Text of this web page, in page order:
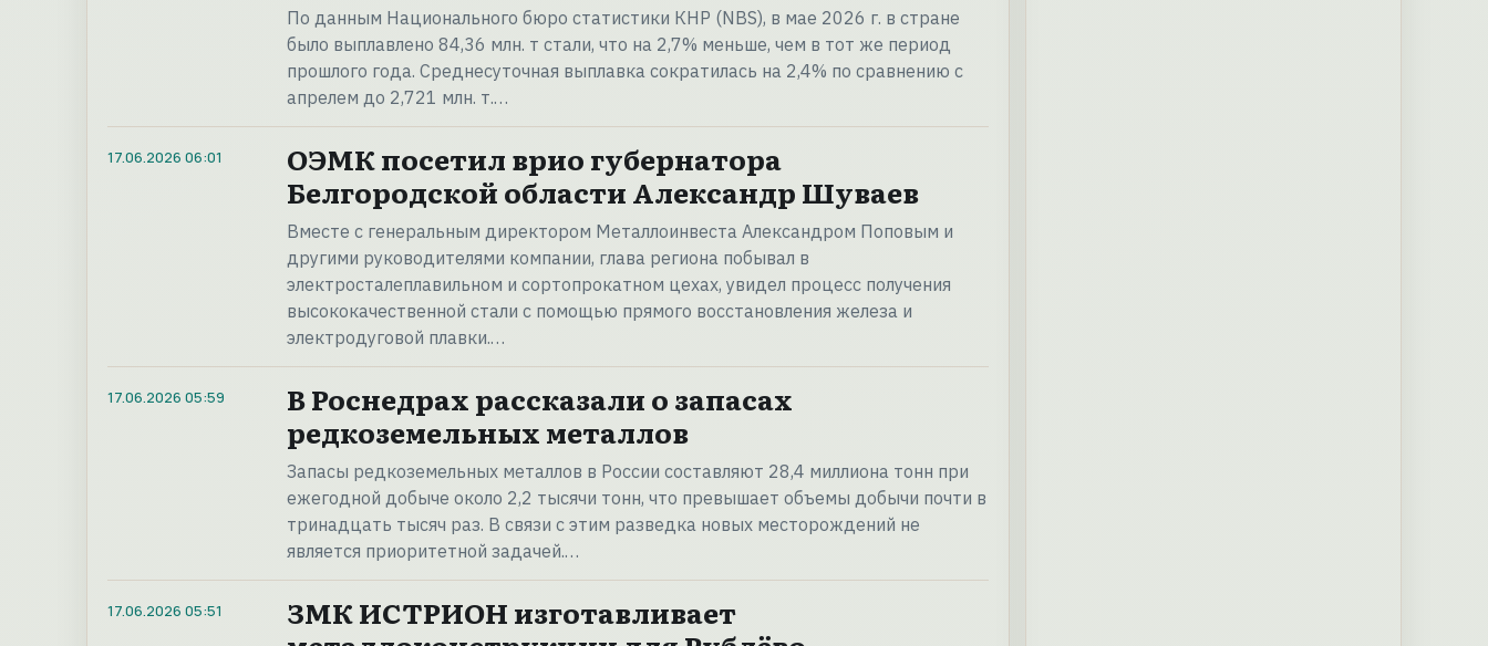
По данным Национального бюро статистики КНР (NBS), в мае 2026 г. в стране
было выплавлено 84,36 млн. т стали, что на 2,7% меньше, чем в тот же период
прошлого года. Среднесуточная выплавка сократилась на 2,4% по сравнению с
апрелем до 2,721 млн. т.…
17.06.2026 06:01
ОЭМК посетил врио губернатора
Белгородской области Александр Шуваев
Вместе с генеральным директором Металлоинвеста Александром Поповым и
другими руководителями компании, глава региона побывал в
электросталеплавильном и сортопрокатном цехах, увидел процесс получения
высококачественной стали с помощью прямого восстановления железа и
электродуговой плавки.…
17.06.2026 05:59
В Роснедрах рассказали о запасах
редкоземельных металлов
Запасы редкоземельных металлов в России составляют 28,4 миллиона тонн при
ежегодной добыче около 2,2 тысячи тонн, что превышает объемы добычи почти в
тринадцать тысяч раз. В связи с этим разведка новых месторождений не
является приоритетной задачей.…
17.06.2026 05:51
ЗМК ИСТРИОН изготавливает